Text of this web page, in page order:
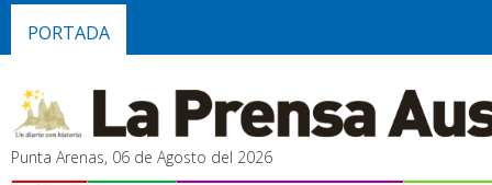
PORTADA
Punta Arenas, 06 de Agosto del 2026